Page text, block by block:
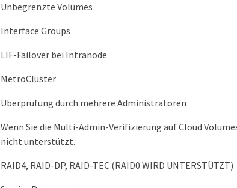
Unbegrenzte Volumes
Interface Groups
LIF-Failover bei Intranode
MetroCluster
Überprüfung durch mehrere Administratoren
Wenn Sie die Multi-Admin-Verifizierung auf Cloud
nicht unterstützt.
RAID4, RAID-DP, RAID-TEC (RAID0 WIRD UNTERSTÜTZT)